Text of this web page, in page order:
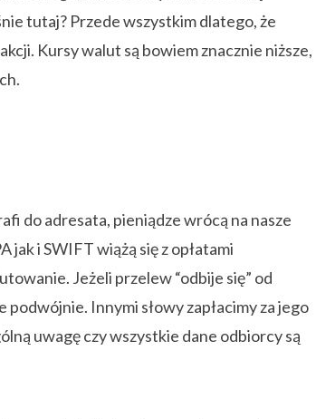
tutaj? Przede wszystkim dlatego, że
Kursy walut są bowiem znacznie niższe,
do adresata, pieniądze wrócą na nasze
i SWIFT wiążą się z opłatami
Jeżeli przelew “odbije się” od
Innymi słowy zapłacimy za jego
uwagę czy wszystkie dane odbiorcy są